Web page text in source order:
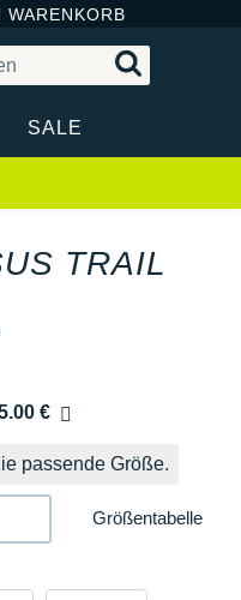
WARENKORB
SALE
TRAIL
€
passende Größe.
Größentabelle